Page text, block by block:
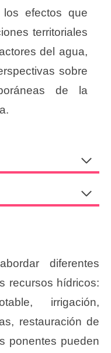
los efectos que
territoriales
del agua,
sobre
de la
diferentes
recursos hídricos:
irrigación,
restauración de
ponentes pueden